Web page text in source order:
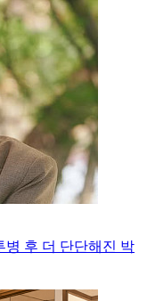
병 후 더 단단해진 박